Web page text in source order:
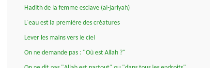
Hadith de la femme esclave (al-jariyah)
L'eau est la première des créatures
Lever les mains vers le ciel
On ne demande pas : "Où est Allah ?"